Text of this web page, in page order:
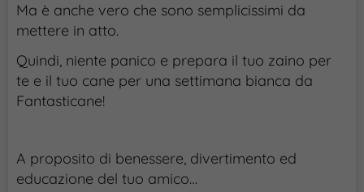
Ma è anche vero che sono semplicissimi da
mettere in atto.
Quindi, niente panico e prepara il tuo zaino per
te e il tuo cane per una settimana bianca da
Fantasticane!
A proposito di benessere, divertimento ed
educazione del tuo amico…